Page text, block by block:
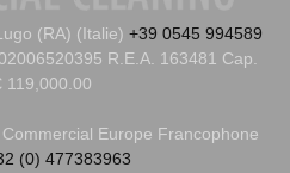
(RA) (Italie) +39 0545 994589
R.E.A. 163481 Cap.
119,000.00
Europe Francophone
(0) 477383963